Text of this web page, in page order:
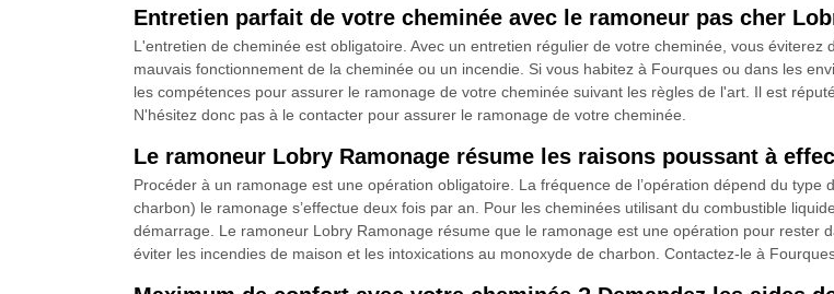
Entretien parfait de votre cheminée avec le ramoneur pas cher
L'entretien de cheminée est obligatoire. Avec un entretien régulier de votre cheminée, vous
mauvais fonctionnement de la cheminée ou un incendie. Si vous habitez à Fourques ou dans les
les compétences pour assurer le ramonage de votre cheminée suivant les règles de l'art. Il est
N'hésitez donc pas à le contacter pour assurer le ramonage de votre cheminée.
Le ramoneur Lobry Ramonage résume les raisons poussant à
Procéder à un ramonage est une opération obligatoire. La fréquence de l’opération dépend du
charbon) le ramonage s’effectue deux fois par an. Pour les cheminées utilisant du combustible
démarrage. Le ramoneur Lobry Ramonage résume que le ramonage est une opération pour rester
éviter les incendies de maison et les intoxications au monoxyde de charbon. Contactez-le à